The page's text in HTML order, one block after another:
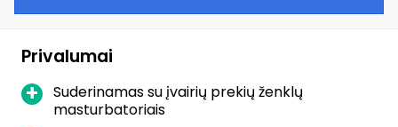
Privalumai
Suderinamas su įvairių prekių ženklų
masturbatoriais